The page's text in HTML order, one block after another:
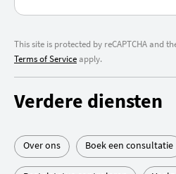
This site is protected by reCAPTCHA and
Terms of Serviceapply.
Verdere diensten
Over ons Boek een consultatie